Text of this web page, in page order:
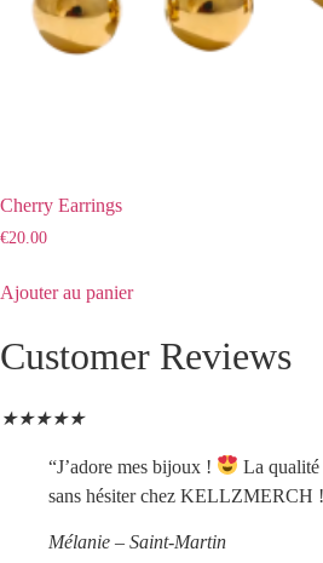
Cherry Earrings
€20.00
Ajouter au panier
Customer Reviews
★★★★★
“J’adore mes bijoux !
La qualité
sans hésiter chez KELLZMERCH
Mélanie – Saint-Martin